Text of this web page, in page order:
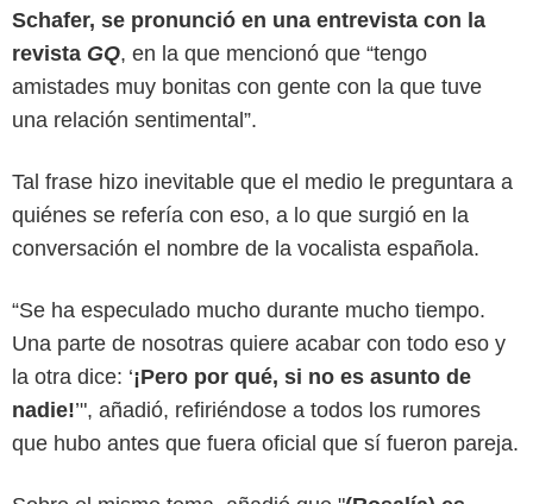
Schafer, se pronunció en una entrevista con la
revista GQ, en la que mencionó que “tengo
amistades muy bonitas con gente con la que tuve
una relación sentimental”.
Tal frase hizo inevitable que el medio le preguntara a
quiénes se refería con eso, a lo que surgió en la
conversación el nombre de la vocalista española.
“Se ha especulado mucho durante mucho tiempo.
Una parte de nosotras quiere acabar con todo eso y
la otra dice: ‘¡Pero por qué, si no es asunto de
nadie!’", añadió, refiriéndose a todos los rumores
que hubo antes que fuera oficial que sí fueron pareja.
Instagram